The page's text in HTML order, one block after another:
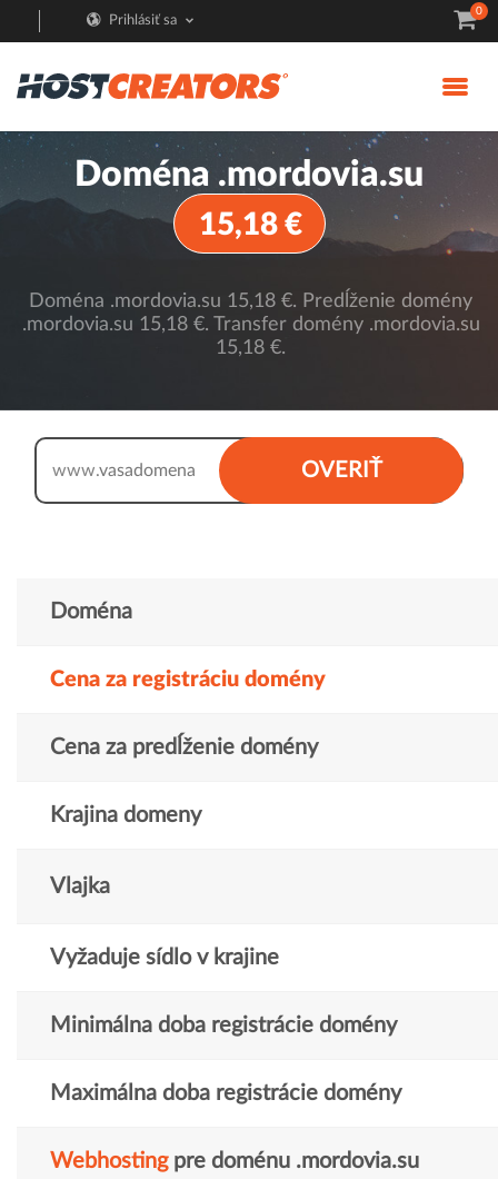
Prihlásiť sa
0
Doména .mordovia.su
15,18 €
Doména .mordovia.su 15,18 €. Predĺženie domény
.mordovia.su 15,18 €. Transfer domény .mordovia.su
15,18 €.
OVERIŤ
www.
Doména
Cena za registráciu domény
Cena za predĺženie domény
Krajina domeny
Vlajka
Vyžaduje sídlo v krajine
Minimálna doba registrácie domény
Maximálna doba registrácie domény
Webhostingpre doménu .mordovia.su